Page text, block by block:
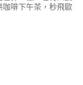
咖啡下午茶，秒飛歐